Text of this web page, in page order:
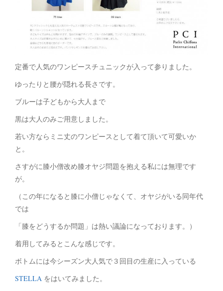
定番で人気のワンピースチュニックが入って参りました。
ゆったりと腰が隠れる長さです。
ブルーは子どもから大人まで
黒は大人のみご用意しました。
若い方ならミニ丈のワンピースとして着て頂いて可愛いか
と。
さすがに膝小僧改め膝オヤジ問題を抱える私には無理です
が。
（この年になると膝に小僧じゃなくて、オヤジがいる同年代
では
「膝をどうするか問題」は熱い議論になっております。）
着用してみるとこんな感じです。
ボトムには今シーズン大人気で３回目の生産に入っている
STELLA をはいてみました。